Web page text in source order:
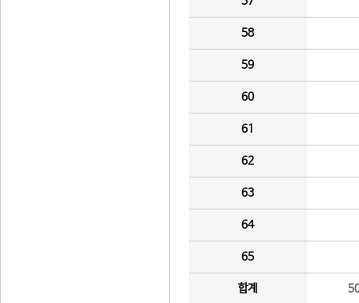
58
59
60
61
62
63
64
65
합계